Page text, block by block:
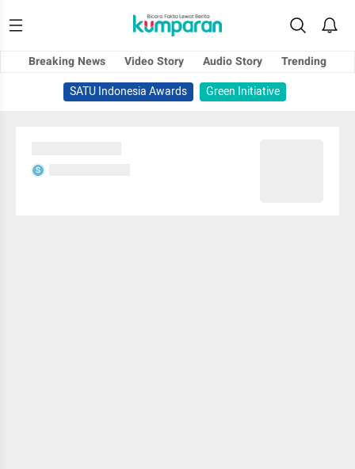
Breaking News Video Story Audio Story
Trending
SATU Indonesia Awards
Green Initiative
S